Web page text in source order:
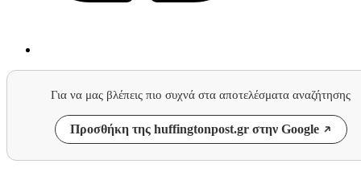
Για να μας βλέπεις πιο συχνά στα αποτελέσματα αναζήτησης
Προσθήκη της huffingtonpost.gr στην Google